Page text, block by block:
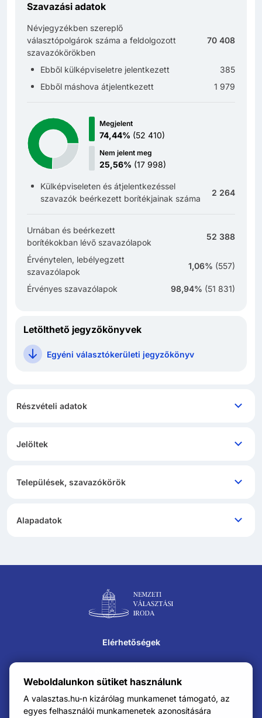
Weboldalunkon sütiket használunk
A valasztas.hu-n kizárólag munkamenet támogató, az
egyes felhasználói munkamenetek azonosítására
Szavazási adatok
Névjegyzékben szereplő
választópolgárok száma a feldolgozott
szavazókörökben
70 408
Ebből külképviseletre jelentkezett
385
Ebből máshova átjelentkezett
1 979
Megjelent
74,44% (52 410)
Nem jelent meg
25,56% (17 998)
Külképviseleten és átjelentkezéssel
szavazók beérkezett borítékjainak száma
2 264
Urnában és beérkezett
borítékokban lévő szavazólapok
52 388
Érvénytelen, lebélyegzett
szavazólapok
1,06% (557)
Érvényes szavazólapok 98,94% (51 831)
Letölthető jegyzőkönyvek
Egyéni választókerületi jegyzőkönyv
Részvételi adatok
Jelöltek
Települések, szavazókörök
Alapadatok
Lábléc navigáció
Elérhetőségek
Impresszum